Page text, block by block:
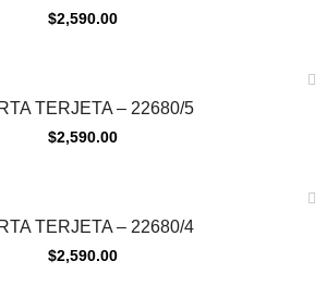
$2,590.00
TERJETA – 22680/5
$2,590.00
TERJETA – 22680/4
$2,590.00